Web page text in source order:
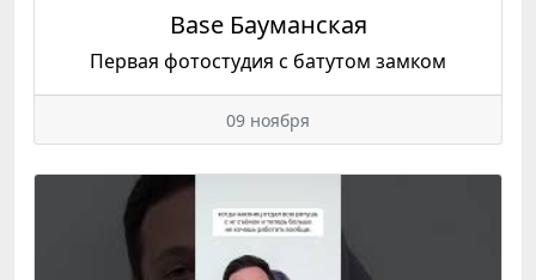
Base Бауманская
Первая фотостудия с батутом замком
09 ноября